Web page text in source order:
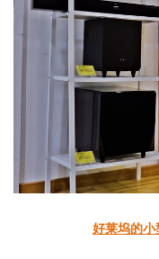
好莱坞的